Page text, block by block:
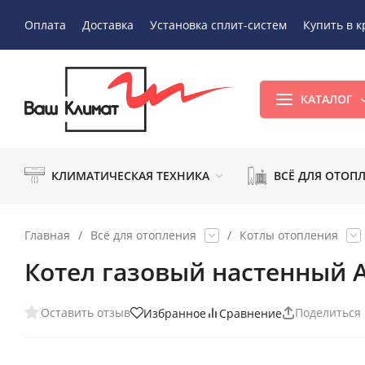
Оплата Доставка Установка сплит-систем Купить в
КАТАЛОГ
КЛИМАТИЧЕСКАЯ ТЕХНИКА ВСЁ ДЛЯ
Главная / Всё для отопления / Котлы отопления
Котел газовый настенный
Оставить отзыв Избранное Сравнение Поделиться